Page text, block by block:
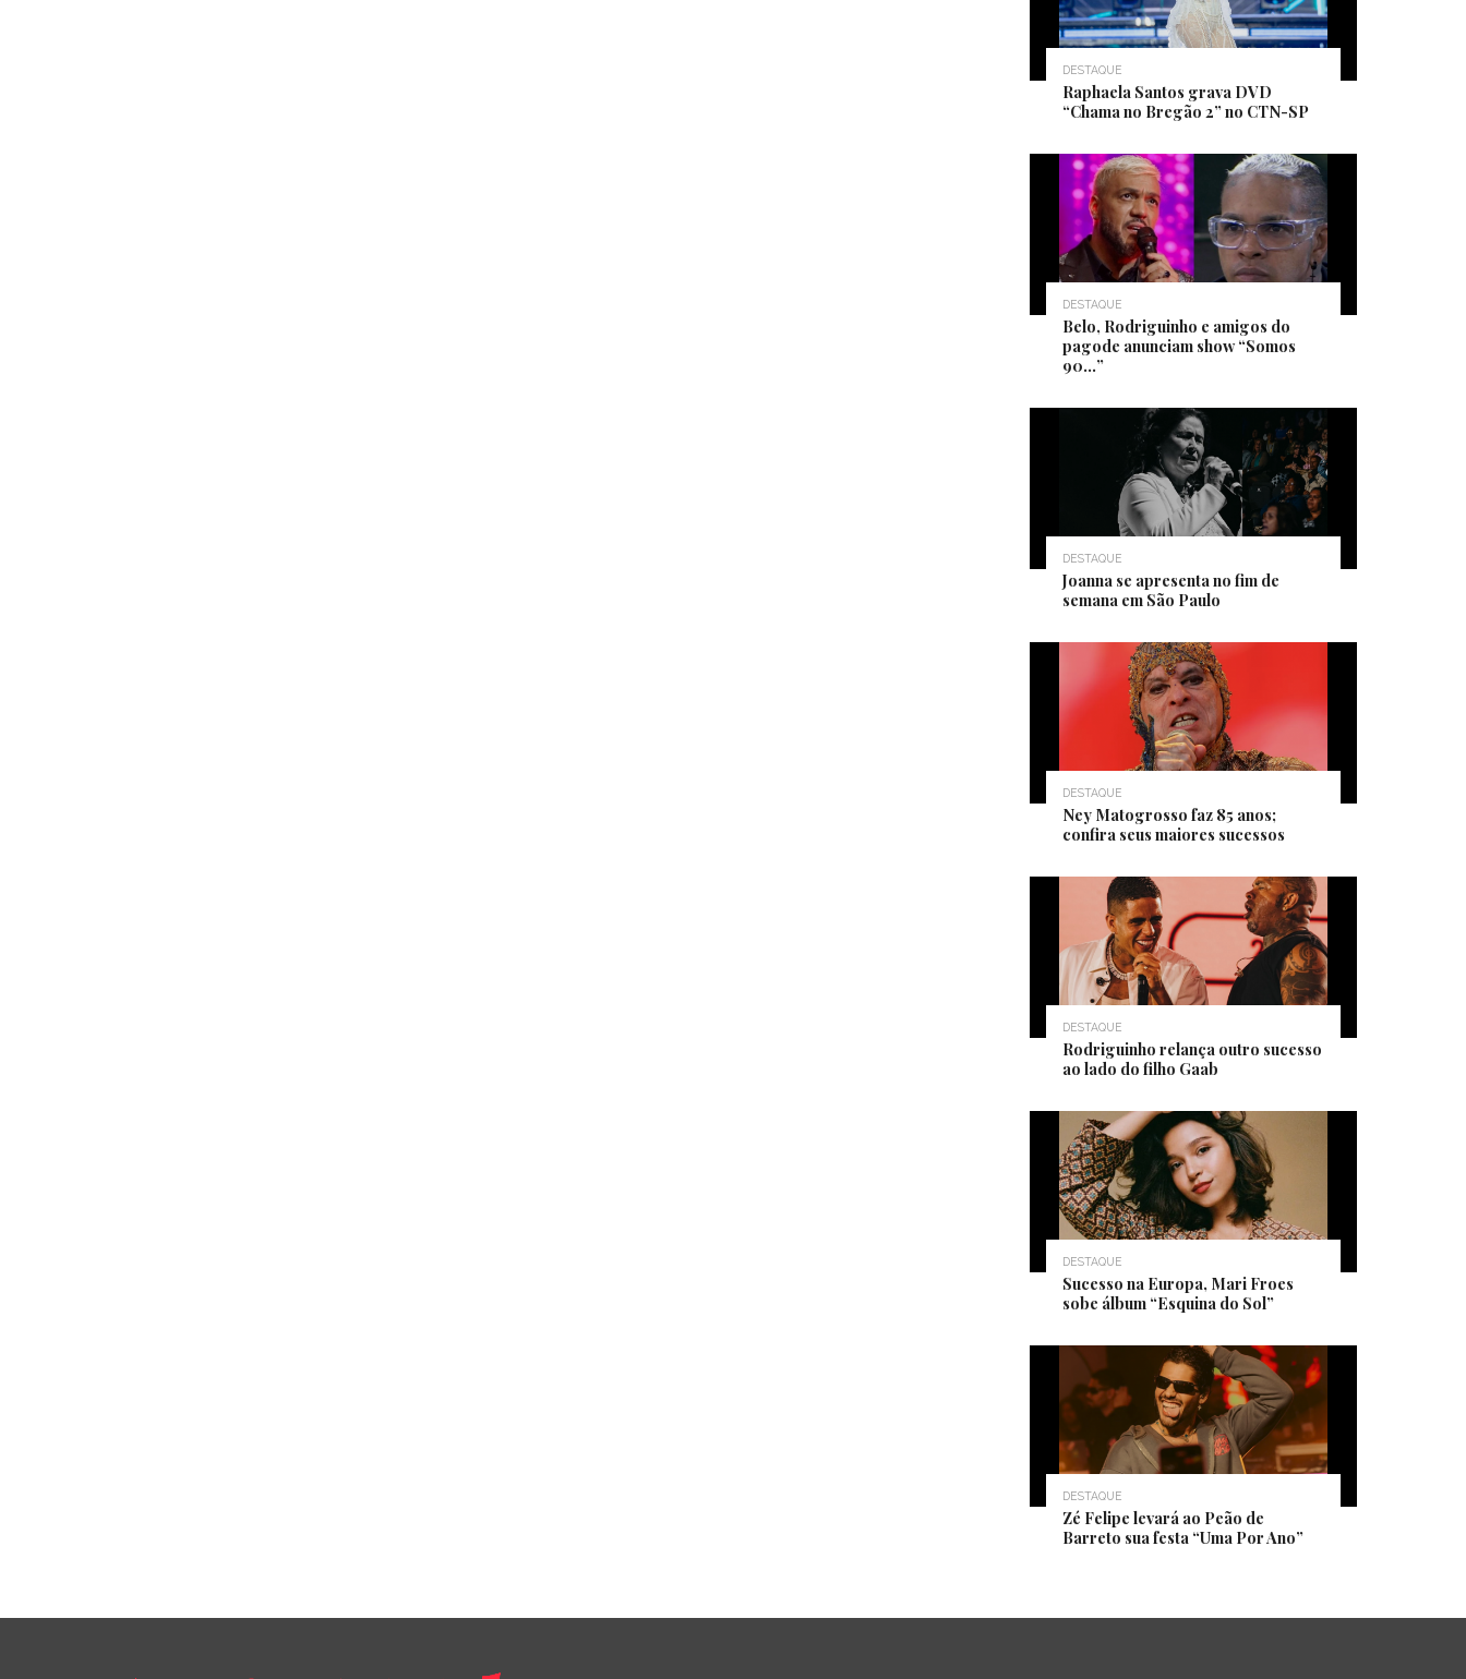
DESTAQUE
Raphaela Santos grava DVD
“Chama no Bregão 2” no CTN-SP
DESTAQUE
Belo, Rodriguinho e amigos do
pagode anunciam show “Somos
90…”
DESTAQUE
Joanna se apresenta no fim de
semana em São Paulo
DESTAQUE
Ney Matogrosso faz 85 anos;
confira seus maiores sucessos
DESTAQUE
Rodriguinho relança outro sucesso
ao lado do filho Gaab
DESTAQUE
Sucesso na Europa, Mari Froes
sobe álbum “Esquina do Sol”
DESTAQUE
Zé Felipe levará ao Peão de
Barreto sua festa “Uma Por Ano”